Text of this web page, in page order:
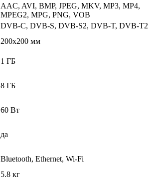
AAC, AVI, BMP, JPEG, MKV, MP3, MP4,
MPEG2, MPG, PNG, VOB
DVB-C, DVB-S, DVB-S2, DVB-T, DVB-T2
200x200 мм
1 ГБ
8 ГБ
60 Вт
да
Bluetooth, Ethernet, Wi-Fi
5.8 кг